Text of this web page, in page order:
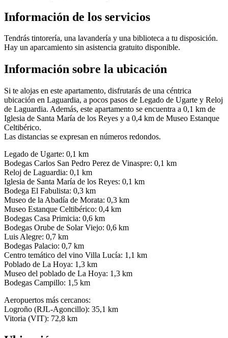
Información de los servicios
Tendrás tintorería, una lavandería y una biblioteca a tu disposición.
Hay un aparcamiento sin asistencia gratuito disponible.
Información sobre la ubicación
Si te alojas en este apartamento, disfrutarás de una céntrica
ubicación en Laguardia, a pocos pasos de Legado de Ugarte y Reloj
de Laguardia. Además, este apartamento se encuentra a 0,1 km de
Iglesia de Santa María de los Reyes y a 0,4 km de Museo Estanque
Celtibérico.
Las distancias se expresan en números redondos.
Legado de Ugarte: 0,1 km
Bodegas Carlos San Pedro Perez de Vinaspre: 0,1 km
Reloj de Laguardia: 0,1 km
Iglesia de Santa María de los Reyes: 0,1 km
Bodega El Fabulista: 0,3 km
Museo de la Abadía de Morata: 0,3 km
Museo Estanque Celtibérico: 0,4 km
Bodegas Casa Primicia: 0,6 km
Bodegas Orube de Solar Viejo: 0,6 km
Luis Alegre: 0,7 km
Bodegas Palacio: 0,7 km
Centro temático del vino Villa Lucía: 1,1 km
Poblado de La Hoya: 1,3 km
Museo del poblado de La Hoya: 1,3 km
Bodegas Campillo: 1,5 km
Aeropuertos más cercanos:
Logroño (RJL-Agoncillo): 35,1 km
Vitoria (VIT): 72,8 km